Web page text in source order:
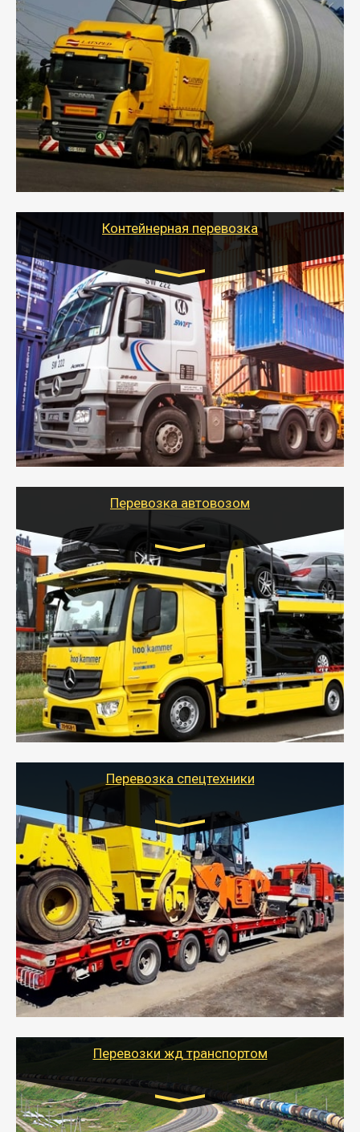
Цена за км. Рассчитывается
индивидуально
- Перевозка техники и негабаритных грузов
осуществляется после получения разрешения на
перевозку (обычно 7-14 дней).
- Тайгер Логистик в короткие сроки поможет вам
качественно и безопасно перевезти негабаритные
грузы по всей России тралом, манипулятором и
другим транспортом и подобрать оптимальный
Контейнерная перевозка
Цена за км. Рассчитывается
индивидуально
- Контейнерные грузоперевозки на специальном
оборудованном транспорте быстро, качественно и
безопасно.
- Наша транспортная компания поможет
организовать доставку в порт и из порта
стандартных контейнеров на контейнеровозе,
шаландах и площадках (открытых кузовах),
используя надежные крепления.
Перевозка автовозом
Цена за км. Рассчитывается
индивидуально
- Перевозка автовозом от Тайгер Логистик – это
быстрый и безопасный способ доставить несколько
легковых автомобилей за одну поездку в другой
город.
- Наша транспортная компания организует доставку
машин автовозом, подобрав оптимальный маршрут с
учетом всех особенности по пути следования.
Перевозка спецтехники
Цена за км. Рассчитывается
индивидуально
- Перевозка спецтехники (трактора, экскаватора,
комбайна) осуществляется тралом и требует
получения разрешения для следования по
выбранному маршруту.
- Тайгер Логистик поможет доставить спецтехнику в
любой город России с учетом особенностей дороги,
выбрав оптимальный способ и вид трала
(модульный, раздвижной, с низкорамной площадкой
Перевозки жд транспортом
Цена за км рассчитывается